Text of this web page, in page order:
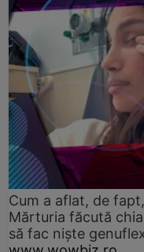
Cum a aflat, de
Mărturia făcută
să fac niște